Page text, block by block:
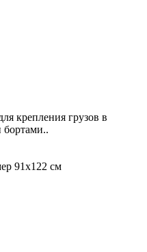
крепления грузов в
бортами..
91x122 см